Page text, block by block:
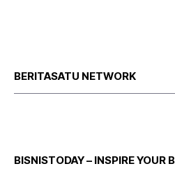
BERITASATU NETWORK
BISNISTODAY – INSPIRE YOUR